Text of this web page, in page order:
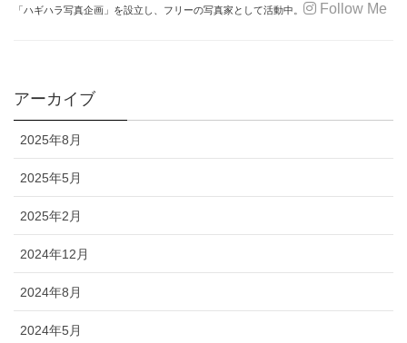
「ハギハラ写真企画」を設立し、 フリーの写真家として活動中。 Follow Me
アーカイブ
2025年8月
2025年5月
2025年2月
2024年12月
2024年8月
2024年5月